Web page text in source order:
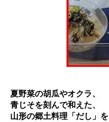
夏野菜の胡瓜やオクラ、
青じそを刻んで和えた、
山形の郷土料理「だし」を